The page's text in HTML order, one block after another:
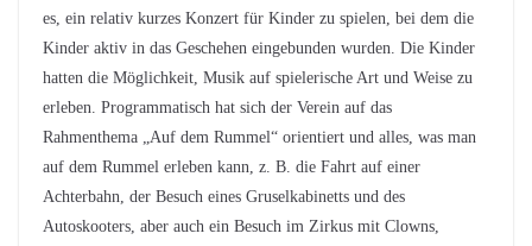
es, ein relativ kurzes Konzert für Kinder zu spielen, bei dem die
Kinder aktiv in das Geschehen eingebunden wurden. Die Kinder
hatten die Möglichkeit, Musik auf spielerische Art und Weise zu
erleben. Programmatisch hat sich der Verein auf das
Rahmenthema „Auf dem Rummel“ orientiert und alles, was man
auf dem Rummel erleben kann, z. B. die Fahrt auf einer
Achterbahn, der Besuch eines Gruselkabinetts und des
Autoskooters, aber auch ein Besuch im Zirkus mit Clowns,